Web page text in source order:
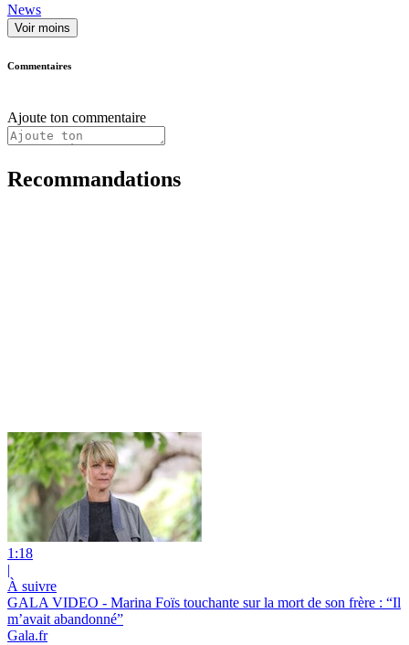
News
Voir moins
Commentaires
Ajoute ton commentaire
Recommandations
1:18
|
À suivre
GALA VIDEO - Marina Foïs touchante sur la mort de son frère : “Il
m’avait abandonné”
Gala.fr